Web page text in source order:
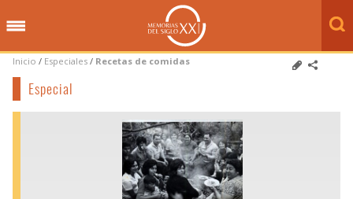
Inicio / Especiales / Recetas de comidas
Especial